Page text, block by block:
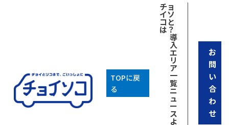
TOPに戻
る
チョ
イソ
コと
は？
導
入
エ
リ
ア
一
覧
ニ
ュ
ー
ス
よ
お
問
い
合
わ
せ
「チョイソコかり